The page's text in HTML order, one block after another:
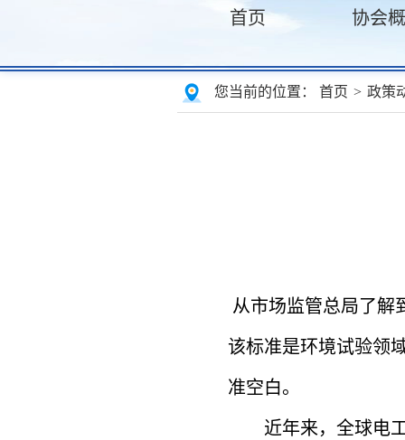
首页 协会
您当前的位置： 首页 > 政策
从市场监管总局了解
该标准是环境试验领
准空白。
近年来，全球电工